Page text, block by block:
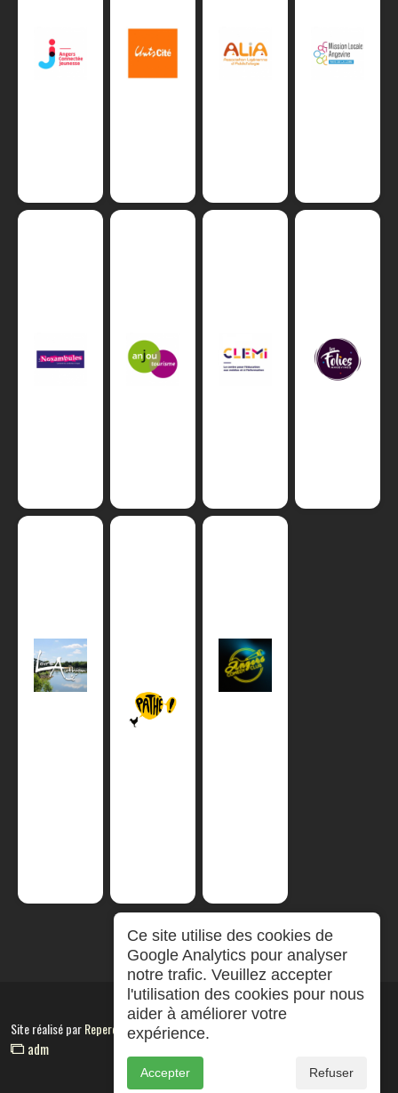
Site réalisé parRepereCom
adm
Ce site utilise des cookies de
Google Analytics pour analyser
notre trafic. Veuillez accepter
l'utilisation des cookies pour nous
aider à améliorer votre
expérience.
Accepter Refuser